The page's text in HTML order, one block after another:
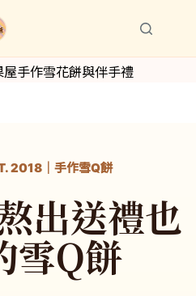
手作雪花餅與伴手禮
2018｜手作雪Q餅
出送禮也
雪Q餅